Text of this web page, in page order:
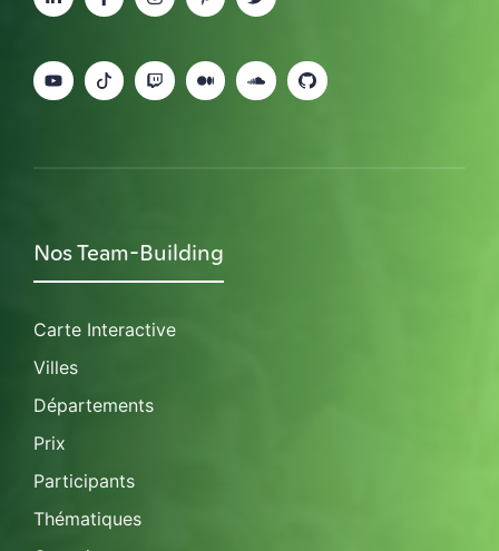
Nos Team-Building
Carte Interactive
Villes
Départements
Prix
Participants
Thématiques